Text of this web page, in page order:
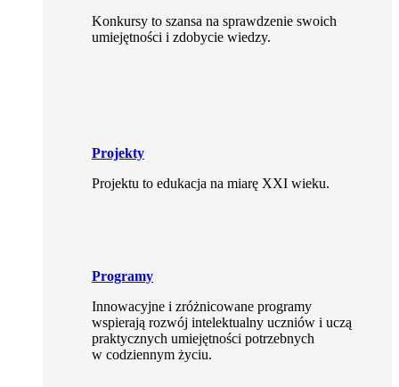
Konkursy to szansa na sprawdzenie swoich
umiejętności i zdobycie wiedzy.
Projekty
Projektu to edukacja na miarę XXI wieku.
Programy
Innowacyjne i zróżnicowane programy
wspierają rozwój intelektualny uczniów i uczą
praktycznych umiejętności potrzebnych
w codziennym życiu.